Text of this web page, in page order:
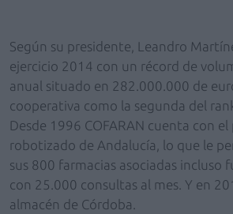
Según su presidente, Leandro
ejercicio 2014 con un récord de
anual situado en 282.000.000 de
cooperativa como la segunda del
Desde 1996 COFARAN cuenta con
robotizado de Andalucía, lo que le
sus 800 farmacias asociadas incluso
con 25.000 consultas al mes. Y en
almacén de Córdoba.